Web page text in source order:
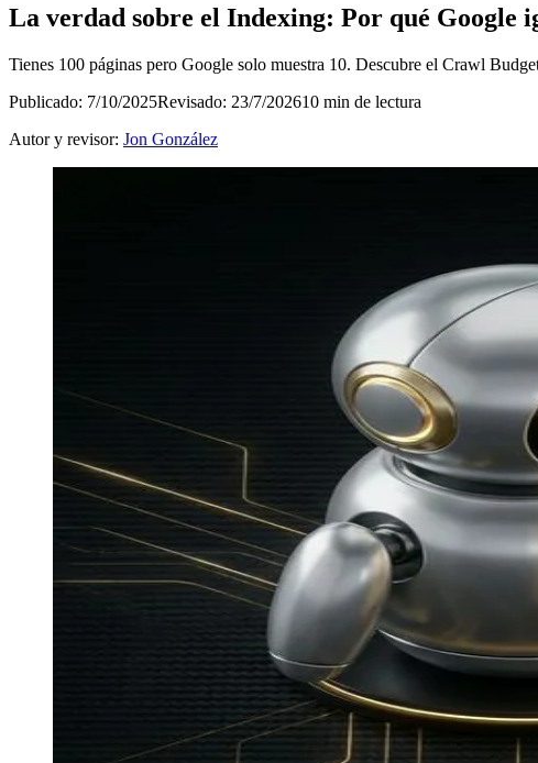
La verdad sobre el Indexing: Por qué Google
Tienes 100 páginas pero Google solo muestra 10. Descubre el Crawl
Publicado: 7/10/2025Revisado: 23/7/202610 min de lectura
Autor y revisor: Jon González